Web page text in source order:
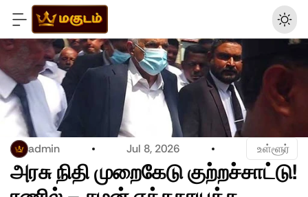
admin Jul 8, 2026 உள்ளூர்
அரசு நிதி முறைகேடு குற்றச்சாட்டு!